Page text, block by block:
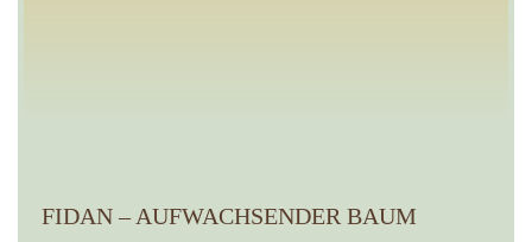
FIDAN – AUFWACHSENDER BAUM